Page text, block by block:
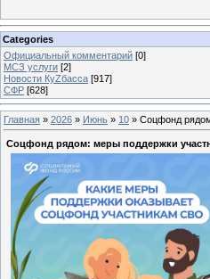
Categories
Официальный комментарий [0]
МСЗ услуги [2]
Новости КуZбасса [917]
СФР [628]
Главная » 2026 » Июнь » 10 » Соцфонд
Соцфонд рядом: меры поддержки